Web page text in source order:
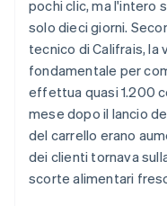
pochi clic, ma l'intero
solo dieci giorni.
tecnico di Califrais,
fondamentale per
effettua quasi 1.200
mese dopo il lancio
del carrello erano
dei clienti tornava
scorte alimentari